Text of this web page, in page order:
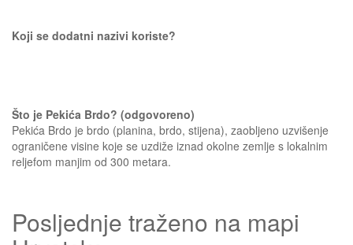
Koji se dodatni nazivi koriste?
Što je Pekića Brdo? (odgovoreno)
Pekića Brdo je brdo (planina, brdo, stijena), zaobljeno uzvišenje
ograničene visine koje se uzdiže iznad okolne zemlje s lokalnim
reljefom manjim od 300 metara.
Posljednje traženo na mapi